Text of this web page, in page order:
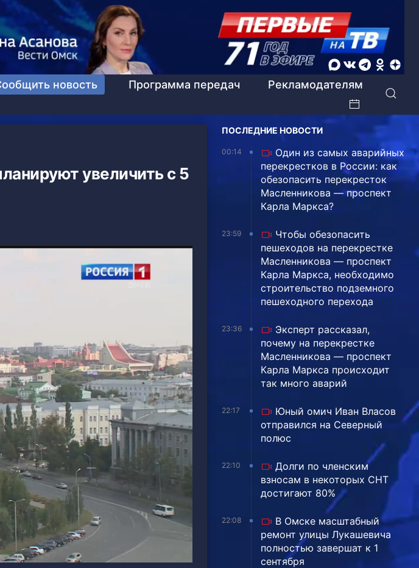
новость Программа передач
Рекламодателям
увеличить с 5
ПОСЛЕДНИЕ НОВОСТИ
00:14
Один из самых аварийных
перекрестков в России: как
обезопасить перекресток
Масленникова — проспект
Карла Маркса?
23:59
Чтобы обезопасить
пешеходов на перекрестке
Масленникова — проспект
Карла Маркса, необходимо
строительство подземного
пешеходного перехода
23:36
Эксперт рассказал,
почему на перекрестке
Масленникова — проспект
Карла Маркса происходит
так много аварий
22:17
Юный омич Иван Власов
отправился на Северный
полюс
22:10
Долги по членским
взносам в некоторых СНТ
достигают 80%
22:08
В Омске масштабный
ремонт улицы Лукашевича
полностью завершат к 1
сентября